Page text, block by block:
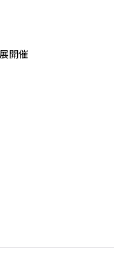
開催